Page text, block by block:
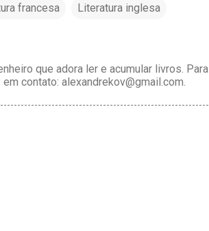
francesa Literatura inglesa
que adora ler e acumular livros. Para
contato: alexandrekov@gmail.com.